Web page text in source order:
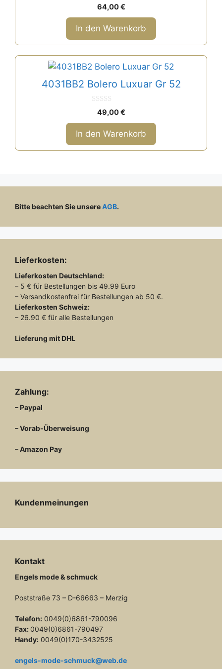
o
n
5
64,00€
In den Warenkorb
4031BB2 Bolero Luxuar Gr 52
o
n
5
49,00€
In den Warenkorb
Bitte beachten Sie unsereAGB.
Lieferkosten:
Lieferkosten Deutschland:
– 5 € für Bestellungen bis 49.99 Euro
– Versandkostenfrei für Bestellungen ab 50 €.
Lieferkosten Schweiz:
– 26.90 € für alle Bestellungen
Lieferung mit DHL
Zahlung:
– Paypal
– Vorab-Überweisung
– Amazon Pay
Kundenmeinungen
Kontakt
Engels mode & schmuck
Poststraße 73 – D-66663 – Merzig
Telefon: 0049(0)6861-790096
Fax: 0049(0)6861-790497
Handy: 0049(0)170-3432525
engels-mode-schmuck@web.de